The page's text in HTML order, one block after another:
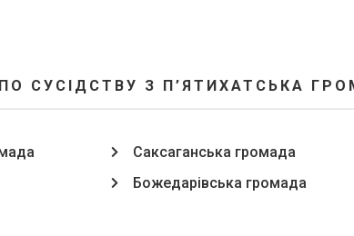
СУСІДСТВУ З П’ЯТИХАТСЬКА
Саксаганська громада
Божедарівська громада